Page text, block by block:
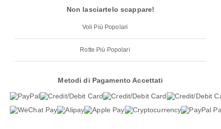
Non lasciartelo scappare!
Voli Più Popolari
Rotte Più Popolari
Metodi di Pagamento Accettati